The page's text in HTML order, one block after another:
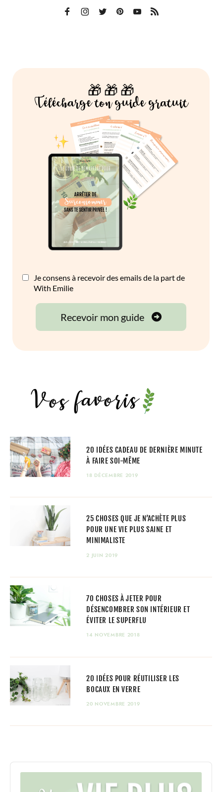
20 IDÉES CADEAU DE DERNIÈRE MINUTE
À FAIRE SOI-MÊME
18 DÉCEMBRE 2019
25 CHOSES QUE JE N’ACHÈTE PLUS
POUR UNE VIE PLUS SAINE ET
MINIMALISTE
2 JUIN 2019
70 CHOSES À JETER POUR
DÉSENCOMBRER SON INTÉRIEUR ET
ÉVITER LE SUPERFLU
14 NOVEMBRE 2018
20 IDÉES POUR RÉUTILISER LES
BOCAUX EN VERRE
20 NOVEMBRE 2019
Audio
Player